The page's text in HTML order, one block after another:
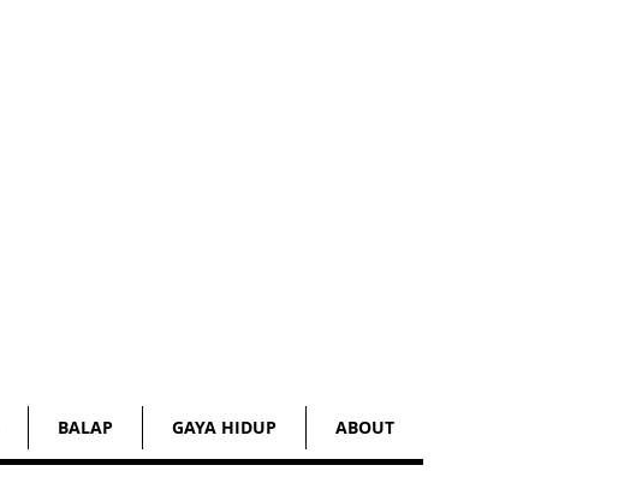
BALAP GAYA HIDUP ABOUT